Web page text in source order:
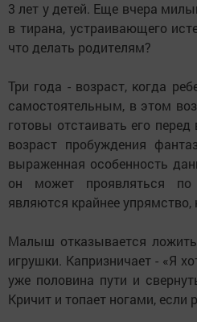
3 лет у детей. Еще вчера
в тирана, устраивающего
что делать родителям?
Три года - возраст, когда
самостоятельным, в этом
готовы отстаивать его
возраст пробуждения
выраженная особенность
он может проявляться
являются крайнее упрямство,
Малыш отказывается
игрушки. Капризничает - «Я
уже половина пути и
Кричит и топает ногами,